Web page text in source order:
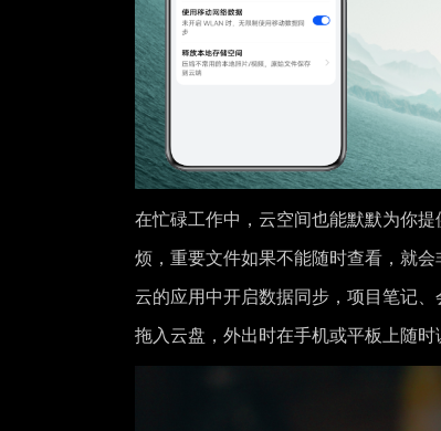
在忙碌工作中，云空间也能默默为你
烦，重要文件如果不能随时查看，就
云的应用中开启数据同步，项目笔记
拖入云盘，外出时在手机或平板上随时